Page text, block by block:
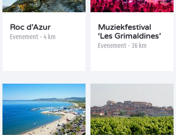
Roc d’Azur
Evenement - 4 km
Muziekfestival
‘Les Grimaldines’
Evenement - 36 km